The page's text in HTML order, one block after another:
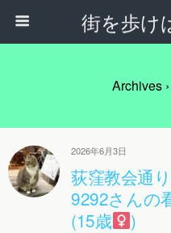
街を歩
Archives
2026年6月3日
荻窪教会通
9292さんの
(15歳
)